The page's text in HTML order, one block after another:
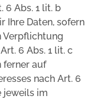
6 Abs. 1 lit. b
Ihre Daten, sofern
Verpflichtung
6 Abs. 1 lit. c
ferner auf
nach Art. 6
jeweils im